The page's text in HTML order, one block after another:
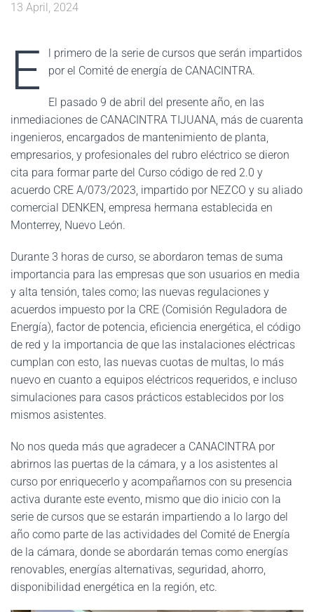
13 April, 2024
E
l primero de la serie de cursos que serán impartidos
por el Comité de energía de CANACINTRA.
El pasado 9 de abril del presente año, en las
inmediaciones de CANACINTRA TIJUANA, más de cuarenta
ingenieros, encargados de mantenimiento de planta,
empresarios, y profesionales del rubro eléctrico se dieron
cita para formar parte del Curso código de red 2.0 y
acuerdo CRE A/073/2023, impartido por NEZCO y su aliado
comercial DENKEN, empresa hermana establecida en
Monterrey, Nuevo León.
Durante 3 horas de curso, se abordaron temas de suma
importancia para las empresas que son usuarios en media
y alta tensión, tales como; las nuevas regulaciones y
acuerdos impuesto por la CRE (Comisión Reguladora de
Energía), factor de potencia, eficiencia energética, el código
de red y la importancia de que las instalaciones eléctricas
cumplan con esto, las nuevas cuotas de multas, lo más
nuevo en cuanto a equipos eléctricos requeridos, e incluso
simulaciones para casos prácticos establecidos por los
mismos asistentes.
No nos queda más que agradecer a CANACINTRA por
abrirnos las puertas de la cámara, y a los asistentes al
curso por enriquecerlo y acompañarnos con su presencia
activa durante este evento, mismo que dio inicio con la
serie de cursos que se estarán impartiendo a lo largo del
año como parte de las actividades del Comité de Energía
de la cámara, donde se abordarán temas como energías
renovables, energías alternativas, seguridad, ahorro,
disponibilidad energética en la región, etc.